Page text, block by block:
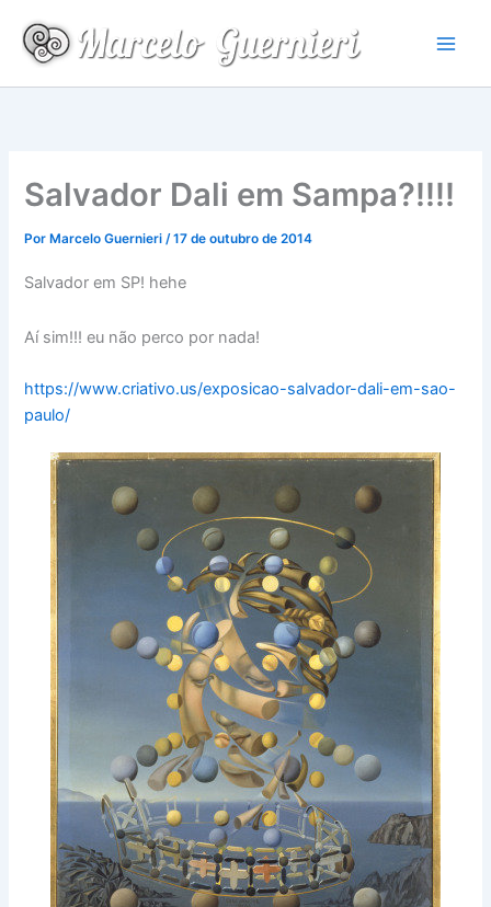
para
conteúdo
Salvador Dali em Sampa?!!!!
Por Marcelo Guernieri/17 de outubro de 2014
Salvador em SP! hehe
Aí sim!!! eu não perco por nada!
https://www.criativo.us/exposicao-salvador-dali-em-sao-
paulo/